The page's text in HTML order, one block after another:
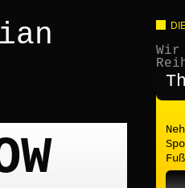
Wir